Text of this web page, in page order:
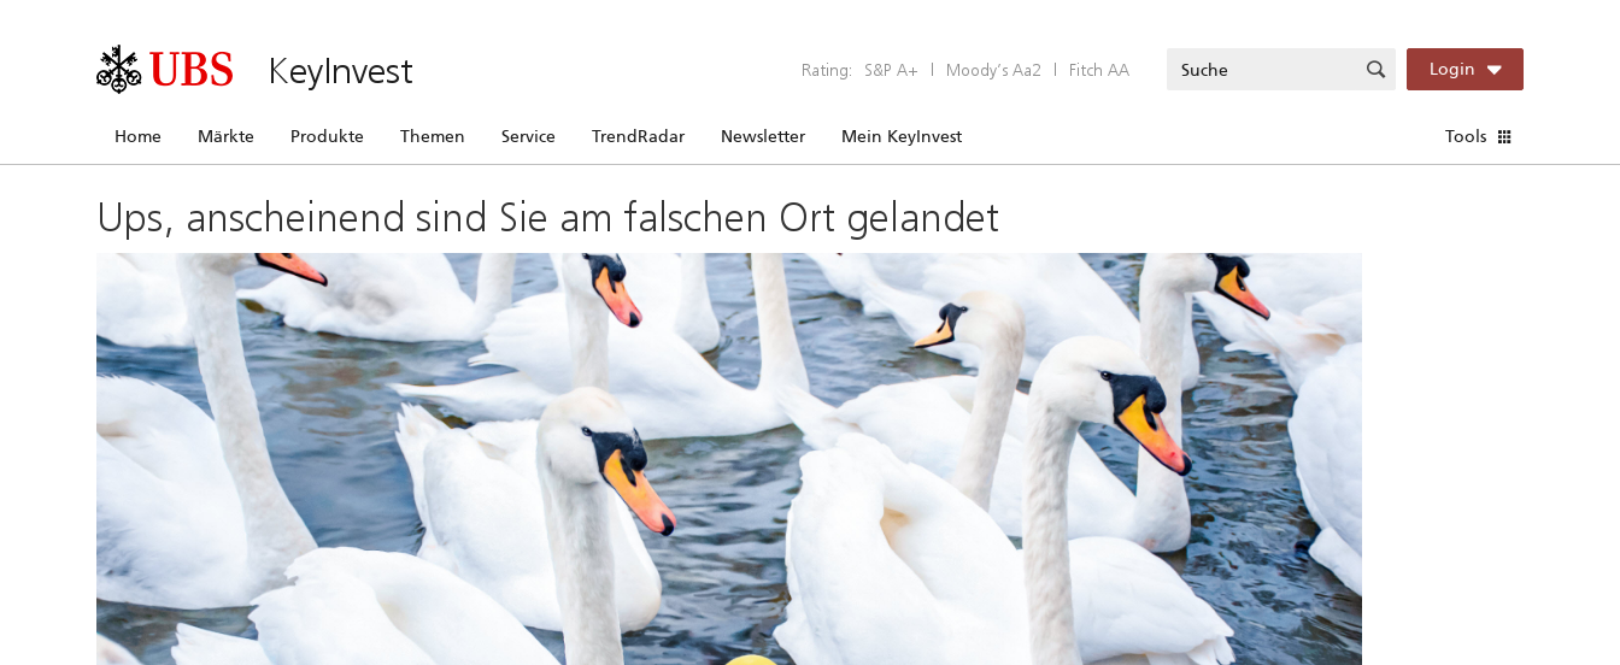
KeyInvest Rating: S&P A+ | Moody’s Aa2 | Fitch AA Login
Home Märkte Produkte Themen Service TrendRadar Newsletter Mein KeyInvest Tools
Ups, anscheinend sind Sie am falschen Ort gelandet